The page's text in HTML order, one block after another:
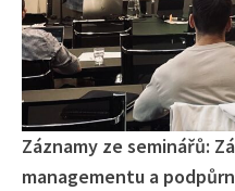
Záznamy ze seminářů:
managementu a